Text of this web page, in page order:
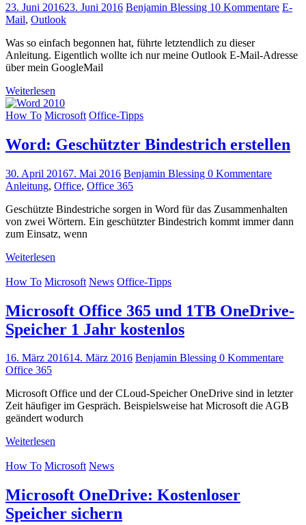
23. Juni 201623. Juni 2016 Benjamin Blessing 10 Kommentare E-
Mail, Outlook
Was so einfach begonnen hat, führte letztendlich zu dieser
Anleitung. Eigentlich wollte ich nur meine Outlook E-Mail-Adresse
über mein GoogleMail
Weiterlesen
How To Microsoft Office-Tipps
Word: Geschützter Bindestrich erstellen
30. April 20167. Mai 2016 Benjamin Blessing 0 Kommentare
Anleitung, Office, Office 365
Geschützte Bindestriche sorgen in Word für das Zusammenhalten
von zwei Wörtern. Ein geschützter Bindestrich kommt immer dann
zum Einsatz, wenn
Weiterlesen
How To Microsoft News Office-Tipps
Microsoft Office 365 und 1TB OneDrive-
Speicher 1 Jahr kostenlos
16. März 201614. März 2016 Benjamin Blessing 0 Kommentare
Office 365
Microsoft Office und der CLoud-Speicher OneDrive sind in letzter
Zeit häufiger im Gespräch. Beispielsweise hat Microsoft die AGB
geändert wodurch
Weiterlesen
How To Microsoft News
Microsoft OneDrive: Kostenloser
Speicher sichern